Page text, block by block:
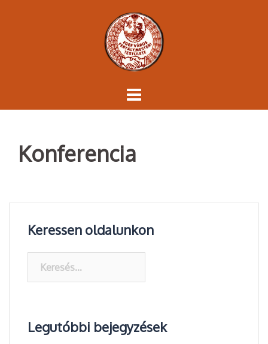
Konferencia
Keressen oldalunkon
Legutóbbi bejegyzések